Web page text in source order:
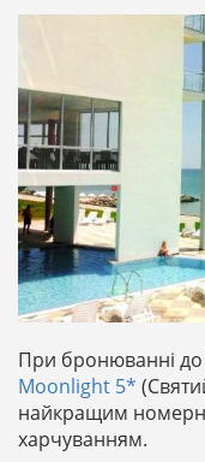
При бронюванні до
Moonlight 5*
найкращим
харчуванням.